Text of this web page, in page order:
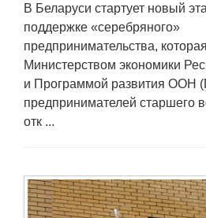
В Беларуси стартует новый
поддержке «серебряного»
предпринимательства,
Министерством экономики
и Программой развития ООН
предпринимателей старшего
отк ...